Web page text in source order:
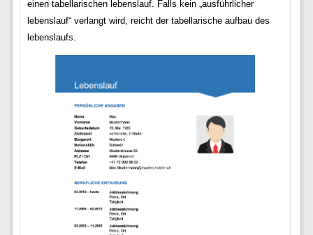
einen tabellarischen lebenslauf. Falls kein „ausführlicher
lebenslauf“ verlangt wird, reicht der tabellarische aufbau des
lebenslaufs.